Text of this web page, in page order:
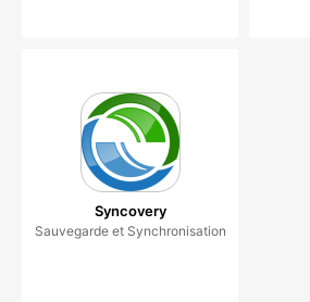
Syncovery
Sauvegarde et Synchronisation